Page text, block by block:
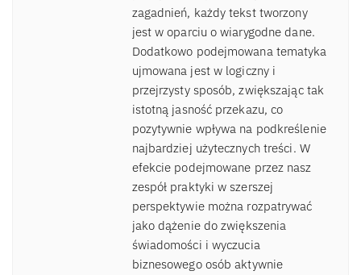
zagadnień, każdy tekst tworzony
jest w oparciu o wiarygodne dane.
Dodatkowo podejmowana tematyka
ujmowana jest w logiczny i
przejrzysty sposób, zwiększając tak
istotną jasność przekazu, co
pozytywnie wpływa na podkreślenie
najbardziej użytecznych treści. W
efekcie podejmowane przez nasz
zespół praktyki w szerszej
perspektywie można rozpatrywać
jako dążenie do zwiększenia
świadomości i wyczucia
biznesowego osób aktywnie